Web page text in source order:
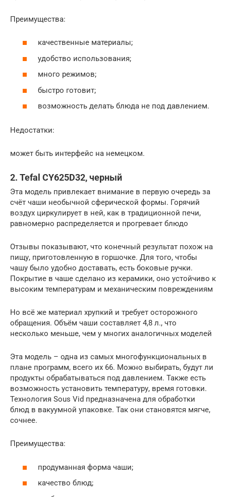
Преимущества:
качественные материалы;
удобство использования;
много режимов;
быстро готовит;
возможность делать блюда не под давлением.
Недостатки:
может быть интерфейс на немецком.
2. Tefal CY625D32, черный
Эта модель привлекает внимание в первую очередь за
счёт чаши необычной сферической формы. Горячий
воздух циркулирует в ней, как в традиционной печи,
равномерно распределяется и прогревает блюдо
Отзывы показывают, что конечный результат похож на
пищу, приготовленную в горшочке. Для того, чтобы
чашу было удобно доставать, есть боковые ручки.
Покрытие в чаше сделано из керамики, оно устойчиво к
высоким температурам и механическим повреждениям
Но всё же материал хрупкий и требует осторожного
обращения. Объём чаши составляет 4,8 л., что
несколько меньше, чем у многих аналогичных моделей
Эта модель – одна из самых многофункциональных в
плане программ, всего их 66. Можно выбирать, будут ли
продукты обрабатываться под давлением. Также есть
возможность установить температуру, время готовки.
Технология Sous Vid предназначена для обработки
блюд в вакуумной упаковке. Так они становятся мягче,
сочнее.
Преимущества:
продуманная форма чаши;
качество блюд;